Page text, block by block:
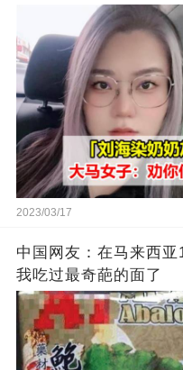
2023/03/17
中国网友：在马来西
我吃过最奇葩的面了